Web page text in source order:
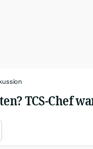
TCS-Chef